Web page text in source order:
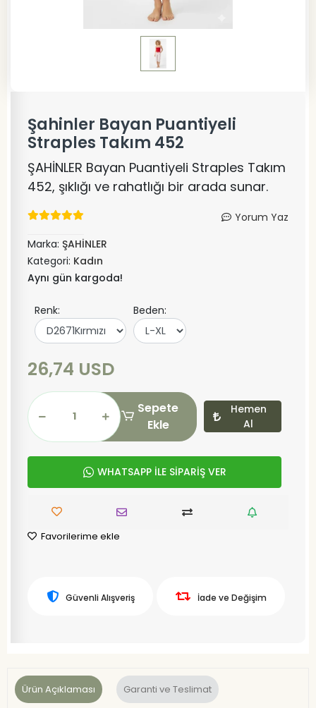
Şahinler Bayan Puantiyeli
Straples Takım 452
ŞAHİNLER Bayan Puantiyeli Straples Takım
452, şıklığı ve rahatlığı bir arada sunar.
Yorum Yaz
Marka: ŞAHİNLER
Kategori: Kadın
Aynı gün kargoda!
Renk: Beden:
26,74 USD
Sepete
Ekle
Hemen
Al
WHATSAPP İLE SİPARİŞ VER
Favorilerime ekle
Güvenli Alışveriş İade ve Değişim
Ürün Açıklaması Garanti ve Teslimat